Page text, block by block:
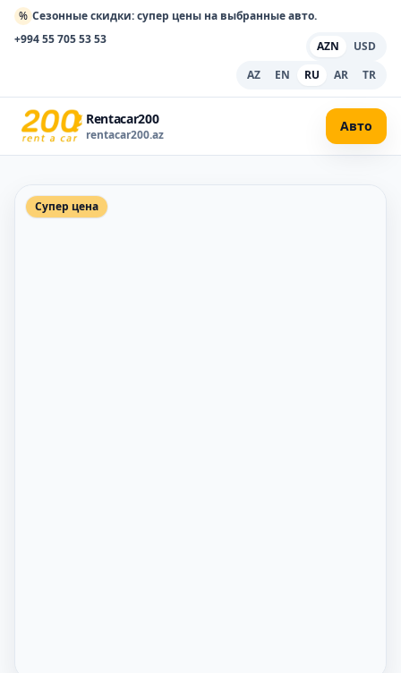
% Сезонные скидки: супер цены на выбранные авто.
+994 55 705 53 53
AZN
USD
AZ
EN RU AR TR
Rentacar200
rentacar200.az
Авто
Супер цена